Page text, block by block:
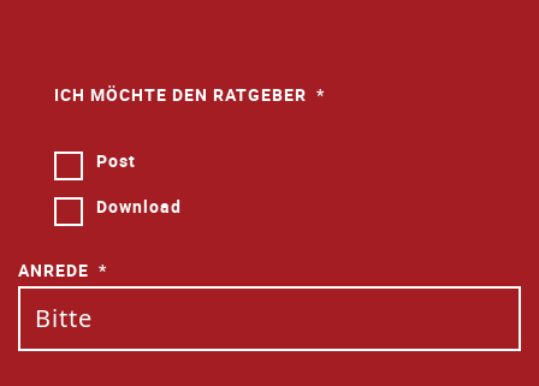
ICH MÖCHTE DEN RATGEBER
Post
Download
ANREDE